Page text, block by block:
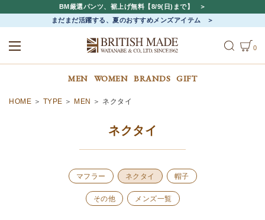
BM厳選パンツ、裾上げ無料【8/9(日)まで】
まだまだ活躍する、夏のおすすめメンズアイテム
0
MEN WOMEN BRANDS GIFT
HOME TYPE MEN ネクタイ
ネクタイ
マフラー ネクタイ 帽子
その他 メンズ一覧